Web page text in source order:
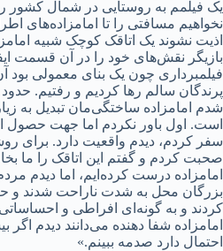
یک فیلمم به روستایی در شمال کشور
نخواهیم مسافتی را تا امامزاده‌های
اذیت نشوند یک اتاقک کوچک شبیه
بازیگر نقش‌های خود را در آن قسمت ایفا
فیلمبرداری چون یک بنای معمولی بود
پرندگان سالم رها کردیم و رفتیم.
شدم امامزاده ساختگی‌مان تبدیل به
است. اول باور نکردم اما جهت حصول
سفر کردم، دیدم واقعیت دارد. برای
صحبت کردم و گفتم این اتاقک را ما
امامزاده درست کرده‌ایم، اما دیدم
بزرگان محل به شدت ناراحت شدند و
کردند و به گونه‌ای افراطی و
امامزاده شفا دهنده می‌دانند دیدم اگر
احتمال دارد صدمه ببینم.»